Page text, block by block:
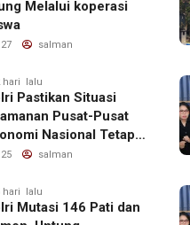
Melalui koperasi
27 salman
hari lalu
Pastikan Situasi
Pusat-Pusat
Nasional Tetap
25 salman
hari lalu
Mutasi 146 Pati dan